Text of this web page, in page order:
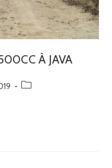
À JAVA